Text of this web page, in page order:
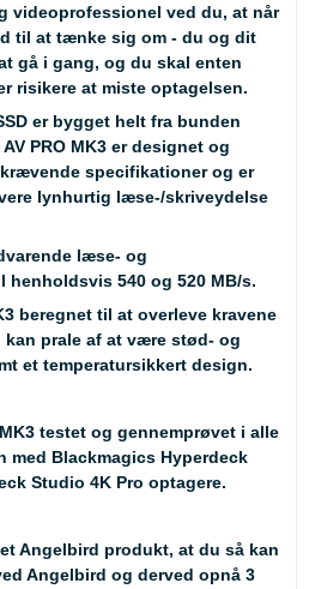
videoprofessionel ved du, at når
til at tænke sig om - du og dit
gå i gang, og du skal enten
risikere at miste optagelsen.
er bygget helt fra bunden
PRO MK3 er designet og
specifikationer og er
lynhurtig læse-/skriveydelse
læse- og
540 og 520 MB/s.
beregnet til at overleve kravene
prale af at være stød- og
et temperatursikkert design.
testet og gennemprøvet i alle
med Blackmagics Hyperdeck
Studio 4K Pro optagere.
Angelbird produkt, at du så kan
Angelbird og derved opnå 3